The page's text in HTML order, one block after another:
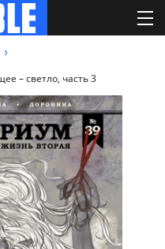
– светло, часть 3